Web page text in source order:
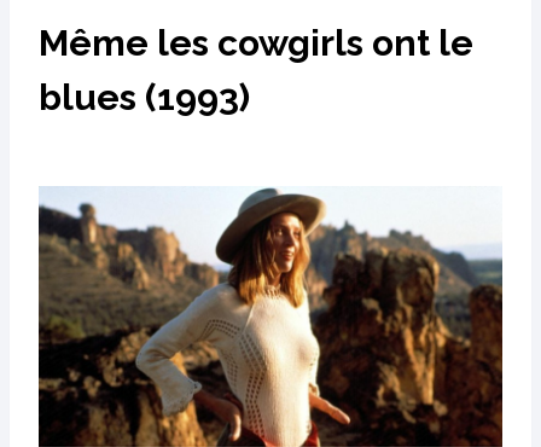
Même les cowgirls ont le
blues (1993)